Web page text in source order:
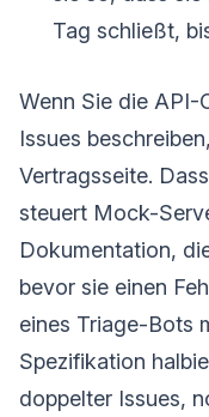
Tag schließt,
Wenn Sie die API-
Issues
Vertragsseite.
steuert Mock-
Dokumentation,
bevor sie einen
eines Triage-Bots
Spezifikation
doppelter Issues,